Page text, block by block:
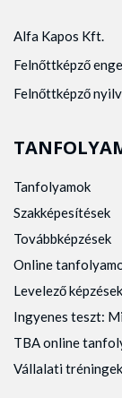
Alfa Kapos Kft.
Felnőttképző
Felnőttképző
Tanfolyamok
Szakképesítések
Továbbképzések
Online
Levelező
Ingyenes teszt:
TBA online
Vállalati tréningek